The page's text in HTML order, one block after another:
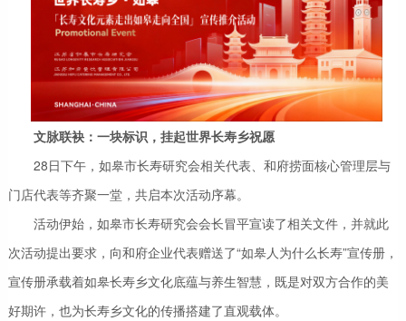
文脉联袂：一块标识，挂起世界长寿乡祝愿
28日下午，如皋市长寿研究会相关代表、和府捞面核心管理层与
门店代表等齐聚一堂，共启本次活动序幕。
活动伊始，如皋市长寿研究会会长冒平宣读了相关文件，并就此
次活动提出要求，向和府企业代表赠送了“如皋人为什么长寿”宣传册，
宣传册承载着如皋长寿乡文化底蕴与养生智慧，既是对双方合作的美
好期许，也为长寿乡文化的传播搭建了直观载体。